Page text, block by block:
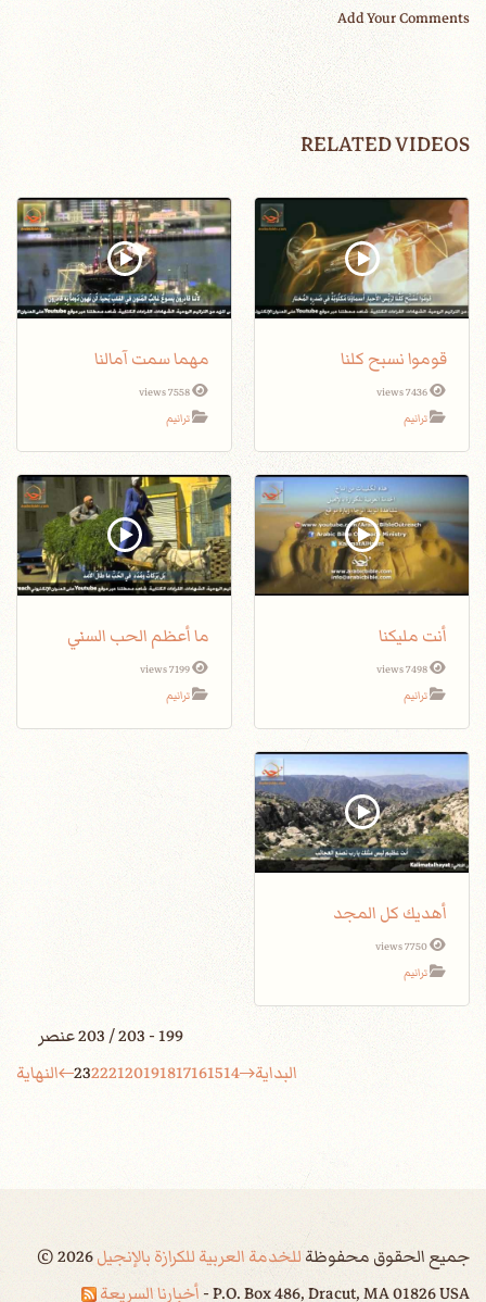
Add Your Comments
RELATED VIDEOS
قوموا نسبح كلنا
7436 views
ترانيم
مهما سمت آمالنا
7558 views
ترانيم
أنت مليكنا
7498 views
ترانيم
ما أعظم الحب السني
7199 views
ترانيم
أهديك كل المجد
7750 views
ترانيم
199 - 203 / 203 عنصر
البداية
14
15
16
17
18
19
20
21
22
23 النهاية
جميع الحقوق محفوظةللخدمة العربية للكرازة بالإنجيل ©2026
P.O. Box 486, Dracut, MA 01826 USA - أخبارنا السريعة